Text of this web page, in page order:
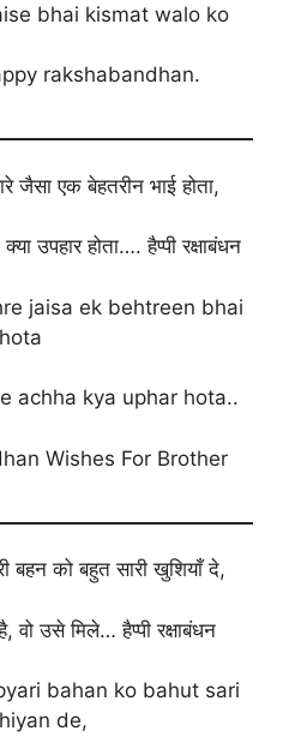
bhai kismat walo ko
rakshabandhan.
जैसा एक बेहतरीन भाई होता,
उपहार होता…. हैप्पी रक्षाबंधन
jaisa ek behtreen bhai
hota
achha kya uphar hota..
Wishes For Brother
बहन को बहुत सारी खुशियाँ दे,
वो उसे मिले… हैप्पी रक्षाबंधन
bahan ko bahut sari
de,